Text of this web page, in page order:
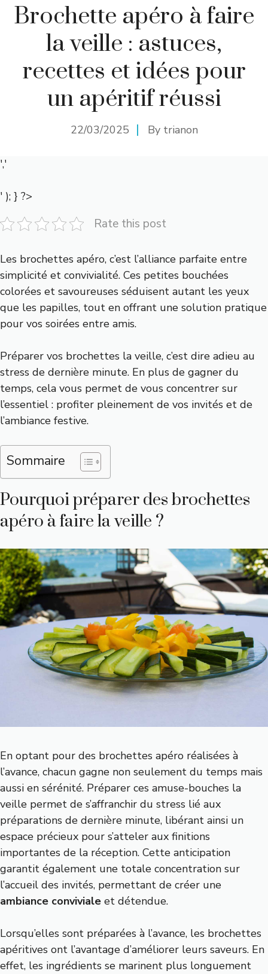
Brochette apéro à faire
la veille : astuces,
recettes et idées pour
un apéritif réussi
22/03/2025 By trianon
','
' ); } ?>
Rate this post
Les brochettes apéro, c’est l’alliance parfaite entre
simplicité et convivialité. Ces petites bouchées
colorées et savoureuses séduisent autant les yeux
que les papilles, tout en offrant une solution pratique
pour vos soirées entre amis.
Préparer vos brochettes la veille, c’est dire adieu au
stress de dernière minute. En plus de gagner du
temps, cela vous permet de vous concentrer sur
l’essentiel : profiter pleinement de vos invités et de
l’ambiance festive.
Sommaire
Pourquoi préparer des brochettes
apéro à faire la veille ?
En optant pour des brochettes apéro réalisées à
l’avance, chacun gagne non seulement du temps mais
aussi en sérénité. Préparer ces amuse-bouches la
veille permet de s’affranchir du stress lié aux
préparations de dernière minute, libérant ainsi un
espace précieux pour s’atteler aux finitions
importantes de la réception. Cette anticipation
garantit également une totale concentration sur
l’accueil des invités, permettant de créer une
ambiance conviviale et détendue.
Lorsqu’elles sont préparées à l’avance, les brochettes
apéritives ont l’avantage d’améliorer leurs saveurs. En
effet, les ingrédients se marinent plus longuement